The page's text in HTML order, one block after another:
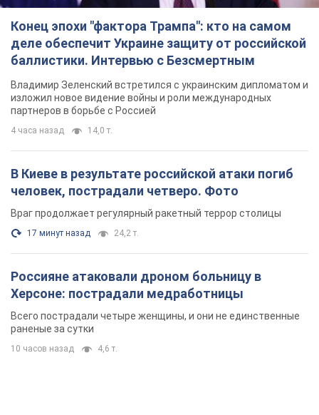
Конец эпохи "фактора Трампа": кто на самом
деле обеспечит Украине защиту от российской
баллистики. Интервью с Безсмертным
Владимир Зеленский встретился с украинским дипломатом и
изложил новое видение войны и роли международных
партнеров в борьбе с Россией
4 часа назад 14,0 т.
В Киеве в результате российской атаки погиб
человек, пострадали четверо. Фото
Враг продолжает регулярный ракетный террор столицы
17 минут назад 24,2 т.
Россияне атаковали дроном больницу в
Херсоне: пострадали медработницы
Всего пострадали четыре женщины, и они не единственные
раненые за сутки
10 часов назад 4,6 т.